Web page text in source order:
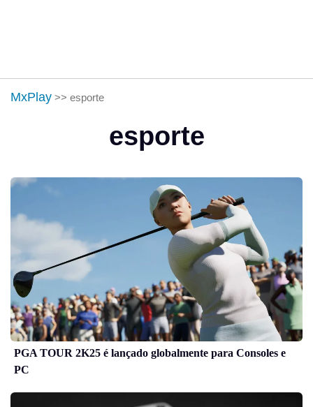
MxPlay >> esporte
esporte
PGA TOUR 2K25 é lançado globalmente para Consoles e
PC